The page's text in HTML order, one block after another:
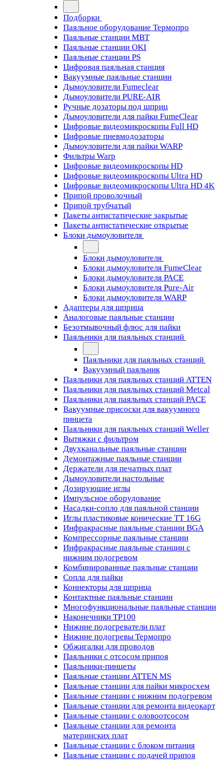
Подборки
Паяльное оборудование Термопро
Паяльные станции MBT
Паяльные станции OKI
Паяльные станции PS
Цифровая паяльная станция
Вакуумные паяльные станции
Дымоуловители Fumeclear
Дымоуловители PURE-AIR
Ручные дозаторы под шприц
Дымоуловители для пайки FumeClear
Цифровые видеомикроскопы Full HD
Цифровые пневмодозаторы
Дымоуловители для пайки WARP
Фильтры Warp
Цифровые видеомикроскопы HD
Цифровые видеомикроскопы Ultra HD
Цифровые видеомикроскопы Ultra HD 4K
Припой проволочный
Припой трубчатый
Пакеты антистатические закрытые
Пакеты антистатические открытые
Блоки дымоуловителя
Блоки дымоуловителя
Блоки дымоуловителя FumeClear
Блоки дымоуловителя PACE
Блоки дымоуловителя Pure-Air
Блоки дымоуловителя WARP
Адаптеры для шприца
Аналоговые паяльные станции
Безотмывочный флюс для пайки
Паяльники для паяльных станций
Паяльники для паяльных станций
Вакуумный паяльник
Паяльники для паяльных станций ATTEN
Паяльники для паяльных станций Metcal
Паяльники для паяльных станций PACE
Вакуумные присоски для вакуумного
пинцета
Паяльники для паяльных станций Weller
Вытяжки с фильтром
Двухканальные паяльные станции
Демонтажные паяльные станции
Держатели для печатных плат
Дымоуловители настольные
Дозирующие иглы
Импульсное оборудование
Насадки-сопло для паяльной станции
Иглы пластиковые конические TT 16G
Инфракрасные паяльные станции BGA
Компрессорные паяльные станции
Инфракрасные паяльные станции с
нижним подогревом
Комбинированные паяльные станции
Сопла для пайки
Коннекторы для шприца
Контактные паяльные станции
Многофункциональные паяльные станции
Наконечники TP100
Нижние подогреватели плат
Нижние подогревы Термопро
Обжигалки для проводов
Паяльники с отсосом припоя
Паяльники-пинцеты
Паяльные станции ATTEN MS
Паяльные станции для пайки микросхем
Паяльные станции с нижним подогревом
Паяльные станции для ремонта видеокарт
Паяльные станции с оловоотсосом
Паяльные станции для ремонта
материнских плат
Паяльные станции с блоком питания
Паяльные станции с подачей припоя